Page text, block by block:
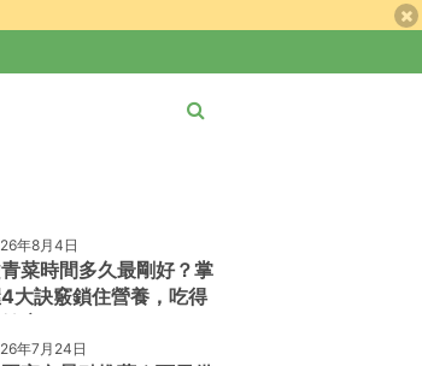
年8月4日
菜時間多久最剛好？掌
大訣竅鎖住營養，吃得
健康！
年7月24日